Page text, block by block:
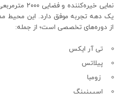
نمایی
یک دهه تجربه موفق دارد. این محیط
از دوره‌های تخصصی است؛ از جمله:
تی آر ایکس
پیلاتس
زومبا
اسپینینگ